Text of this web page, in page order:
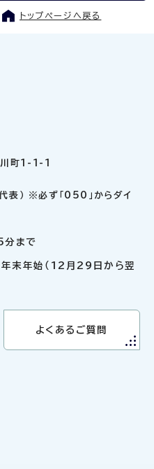
トップページへ戻る
町1-1-1
） ※必ず「050」からダイ
まで
年末年始（12月29日から翌
よくあるご質問